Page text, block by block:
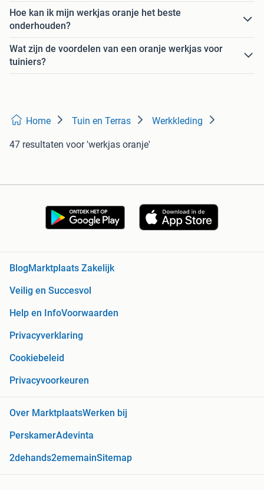
Hoe kan ik mijn werkjas oranje het beste
onderhouden?
Wat zijn de voordelen van een oranje werkjas voor
tuiniers?
Home Tuin en Terras Werkkleding
47 resultaten voor 'werkjas oranje'
Blog Marktplaats Zakelijk
Veilig en Succesvol
Help en InfoVoorwaarden
Privacyverklaring
Cookiebeleid
Privacyvoorkeuren
Over MarktplaatsWerken bij
PerskamerAdevinta
2dehands2ememainSitemap